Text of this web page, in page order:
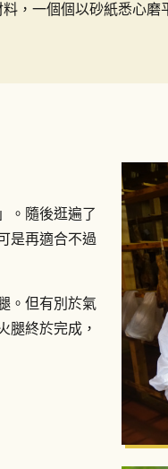
，一個個以砂紙悉心
。隨後逛遍了
是再適合不過
。但有別於氣
腿終於完成，